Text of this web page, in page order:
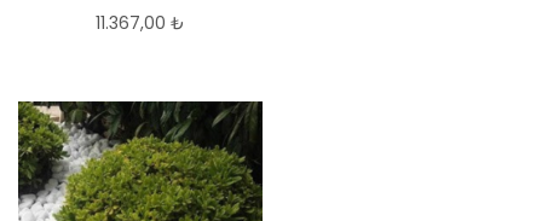
11.367,00 ₺